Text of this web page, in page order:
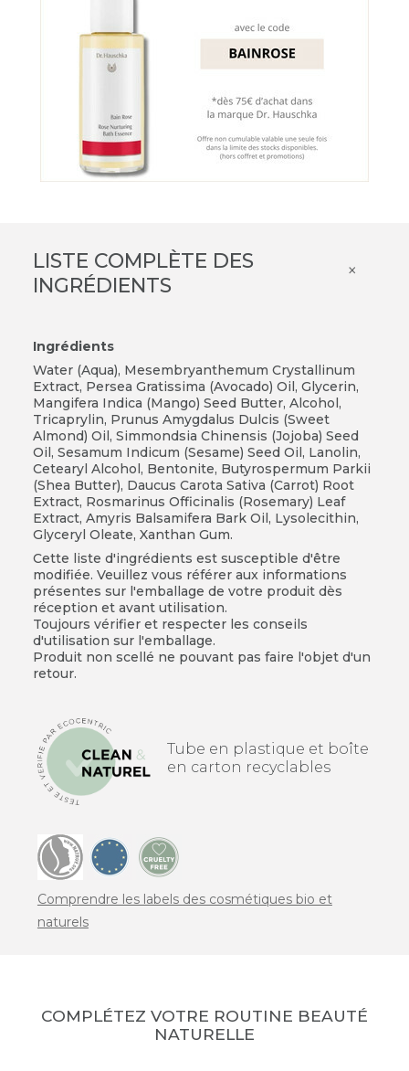
LISTE COMPLÈTE DES
INGRÉDIENTS
×
Ingrédients
Water (Aqua), Mesembryanthemum Crystallinum
Extract, Persea Gratissima (Avocado) Oil, Glycerin,
Mangifera Indica (Mango) Seed Butter, Alcohol,
Tricaprylin, Prunus Amygdalus Dulcis (Sweet
Almond) Oil, Simmondsia Chinensis (Jojoba) Seed
Oil, Sesamum Indicum (Sesame) Seed Oil, Lanolin,
Cetearyl Alcohol, Bentonite, Butyrospermum Parkii
(Shea Butter), Daucus Carota Sativa (Carrot) Root
Extract, Rosmarinus Officinalis (Rosemary) Leaf
Extract, Amyris Balsamifera Bark Oil, Lysolecithin,
Glyceryl Oleate, Xanthan Gum.
Cette liste d'ingrédients est susceptible d'être
modifiée. Veuillez vous référer aux informations
présentes sur l'emballage de votre produit dès
réception et avant utilisation.
Toujours vérifier et respecter les conseils
d'utilisation sur l'emballage.
Produit non scellé ne pouvant pas faire l'objet d'un
retour.
Tube en plastique et boîte
en carton recyclables
Comprendre les labels des cosmétiques bio et
naturels
COMPLÉTEZ VOTRE ROUTINE BEAUTÉ
NATURELLE